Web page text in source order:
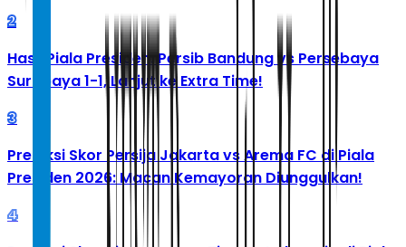
2
Hasil Piala Presiden: Persib Bandung vs Persebaya
Surabaya 1-1, Lanjut ke Extra Time!
3
Prediksi Skor Persija Jakarta vs Arema FC di Piala
Presiden 2026: Macan Kemayoran Diunggulkan!
4